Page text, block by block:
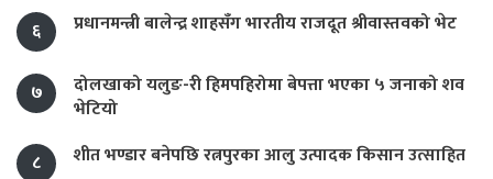
६
प्रधानमन्त्री बालेन्द्र शाहसँग भारतीय राजदूत श्रीवास्तवको भेट
७
दोलखाको यलुङ-री हिमपहिरोमा बेपत्ता भएका ५ जनाको शव
भेटियो
८
शीत भण्डार बनेपछि रत्नपुरका आलु उत्पादक किसान उत्साहित